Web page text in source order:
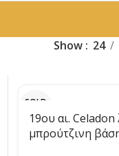
Show 24
SOLD
OUT
19ου αι.
μπρούτζινη